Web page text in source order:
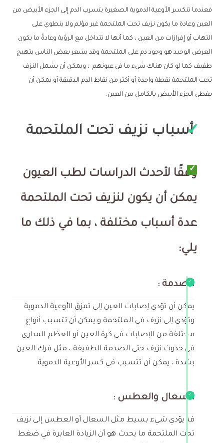
فعندما تنكسر الأوعية الدموية الصغيرة يتسرب الدم إلى الجزء الأبيض من
العين وعادة ما يكون نزيف تحت الملتحمة غير مؤلم ولا ينطوي على
التهاب أو إفرازات من العين ، كما أنها لا تتداخل مع الرؤية وعادةً ما يكون
العرض الوحيد هو وجود دم على الملتحمة وقد يشعر بعض الناس بتهيج
طفيف كما لو كان هناك شيء ما في عيونهم ، ويمكن أن يشمل النزف
تحت الملتحمة نقطة واحدة أو أكثر من نقاط الدم الدقيقة أو يمكن أن
يغطي الجزء الأبيض بالكامل من العين.
أسباب نزيف تحت الملتحمة
وفقًا لأحدث الدراسات لطب العيون
يمكن أن يكون لنزيف تحت الملتحمة
عدة أسباب مختلفة ، بما في ذلك ما
يلي:
الصدمة :
يمكن أن تؤدي إصابات العين إلى تمزق الأوعية الدموية
وتؤدي إلى نزيف في الملتحمة و يمكن أن تتسبب أنواع
مختلفة من الإصابات في كرة العين أو العظم المداري
في حدوث نزيف حتى الصدمة الطفيفة ، مثل فرك العين
بشدة ، يمكن أن تتسبب في كسر الأوعية الدموية.
السعال والعطس :
قد يؤدي شيء بسيط مثل السعال أو العطس إلى نزيف
تحت الملتحمة ما يحدث هو أن الزيادة العابرة في ضغط